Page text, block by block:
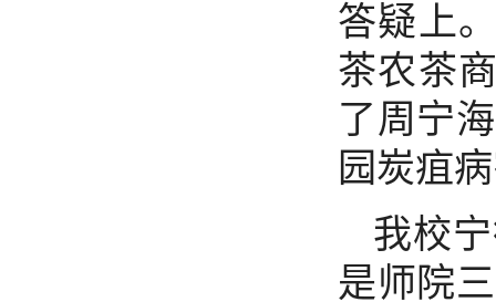
答疑上
茶农茶
了周宁
园炭疽
我校
是师院